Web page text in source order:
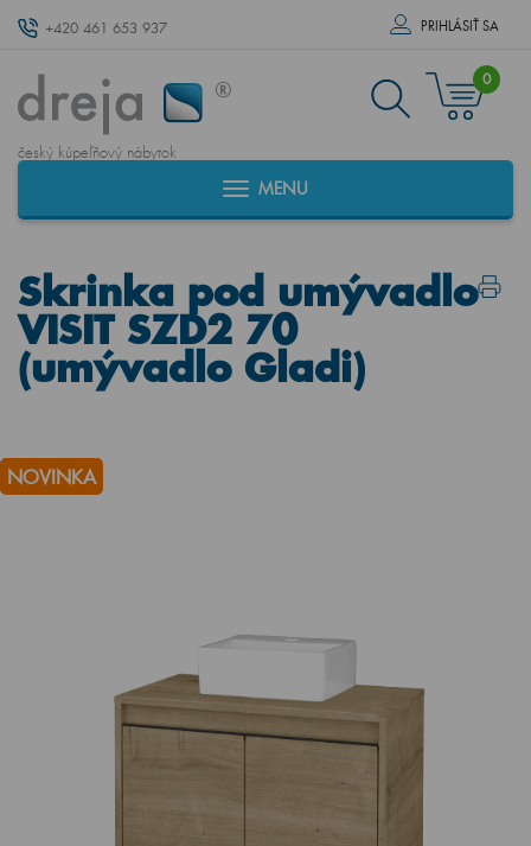
+420 461 653 937 PRIHLÁSIŤ SA
český kúpeľňový nábytok
0
MENU
Skrinka pod umývadlo
VISIT SZD2 70
(umývadlo Gladi)
NOVINKA